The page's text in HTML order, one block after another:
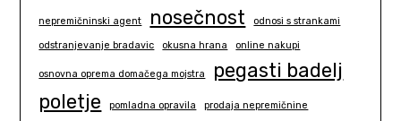
nepremičninski agent nosečnost odnosi s strankami
odstranjevanje bradavic okusna hrana online nakupi
osnovna oprema domačega mojstra
pegasti badelj
poletje
pomladna opravila prodaja nepremičnine